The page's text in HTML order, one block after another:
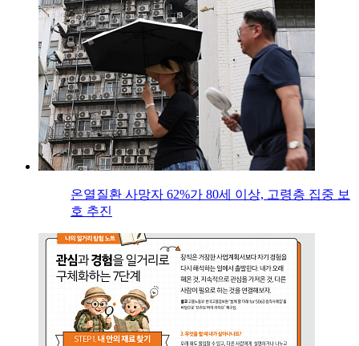
온열질환 사망자 62%가 80세 이상, 고령층 집중 보
호 추진